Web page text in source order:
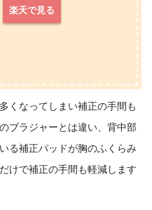
楽天で見る
くなってしまい補正の手間も
ブラジャーとは違い、背中部
る補正パッドが胸のふくらみ
けで補正の手間も軽減します